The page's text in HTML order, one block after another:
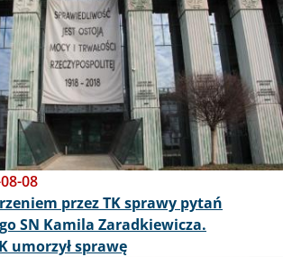
08
przez TK sprawy pytań
SN Kamila Zaradkiewicza.
umorzył sprawę